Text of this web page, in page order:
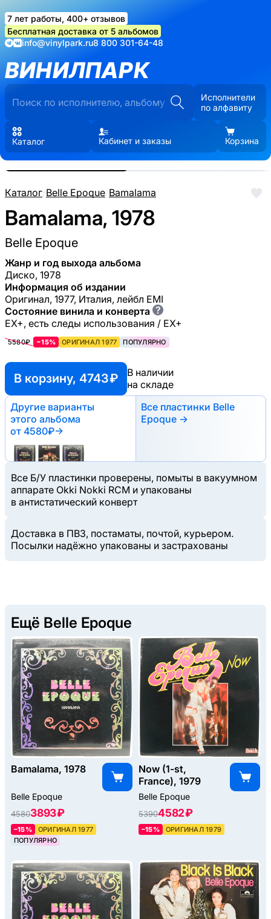
7 лет работы, 400+ отзывов
Бесплатная доставка от 5 альбомов
info@vinylpark.ru8 800 301-64-48
ВИНИЛПАРК
Исполнители
по алфавиту
Каталог Кабинет и заказы Корзина
Каталог/Belle Epoque/Bamalama
Bamalama, 1978
Belle Epoque
Жанр и год выхода альбома
Диско, 1978
Информация об издании
Оригинал, 1977, Италия, лейбл EMI
Состояние винила и конверта ?
EX+, есть следы использования / EX+
5580₽ −15% ОРИГИНАЛ 1977 ПОПУЛЯРНО
В корзину, 4743 ₽
В наличии
на складе
Другие варианты
этого альбома
от 4580₽→
Все пластинки Belle
Epoque →
Все Б/У пластинки проверены, помыты в вакуумном
аппарате Okki Nokki RCM и упакованы
в антистатический конверт
Доставка в ПВЗ, постаматы, почтой, курьером.
Посылки надёжно упакованы и застрахованы
Реальные фото пластинки.
Нажмите, чтобы увеличить
Ещё Belle Epoque
Bamalama, 1978
Belle Epoque
45803893 ₽
–15%
ОРИГИНАЛ 1977
ПОПУЛЯРНО
Now (1-st,
France), 1979
Belle Epoque
53904582 ₽
–15% ОРИГИНАЛ 1979